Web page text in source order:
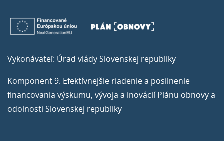
Vykonávateľ: Úrad vlády Slovenskej republiky
Komponent 9. Efektívnejšie riadenie a posilnenie
financovania výskumu, vývoja a inovácií Plánu obnovy a
odolnosti Slovenskej republiky